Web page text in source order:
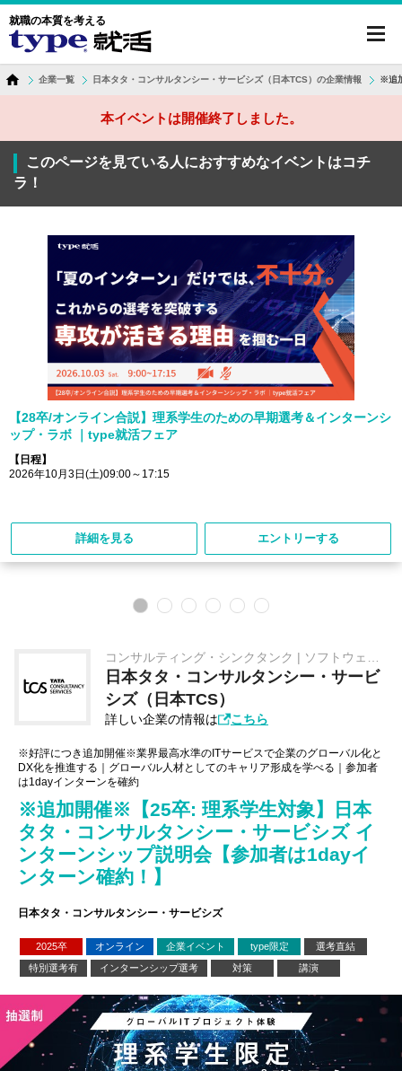
就職の本質を考える
企業一覧 日本タタ・コンサルタンシー・サービシズ（日本TCS）の企業情報 ※追
本イベントは開催終了しました。
このページを見ている人におすすめなイベントはコチ
ラ！
【28卒/オンライン合説】理系学生のための早期選考＆インターンシ
ップ・ラボ ｜type就活フェア
【日程】
2026年10月3日(土)09:00～17:15
詳細を見る エントリーする
コンサルティング・シンクタンク | ソフトウェ
ア・情報処理
日本タタ・コンサルタンシー・サービ
シズ（日本TCS）
詳しい企業の情報は こちら
※好評につき追加開催※業界最高水準のITサービスで企業のグローバル化と
DX化を推進する｜グローバル人材としてのキャリア形成を学べる｜参加者
は1dayインターンを確約
※追加開催※【25卒: 理系学生対象】日本
タタ・コンサルタンシー・サービシズ イ
ンターンシップ説明会【参加者は1dayイ
ンターン確約！】
日本タタ・コンサルタンシー・サービシズ
2025卒 オンライン 企業イベント type限定
選考直結
特別選考有
インターンシップ選考 対策 講演